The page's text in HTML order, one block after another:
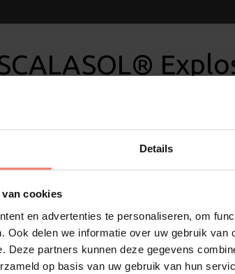
Details
cookies
en advertenties te personaliseren, om
Ook delen we informatie over uw gebruik
Deze partners kunnen deze gegevens
op basis van uw gebruik van hun
Angebot
Design
Zuschnitt